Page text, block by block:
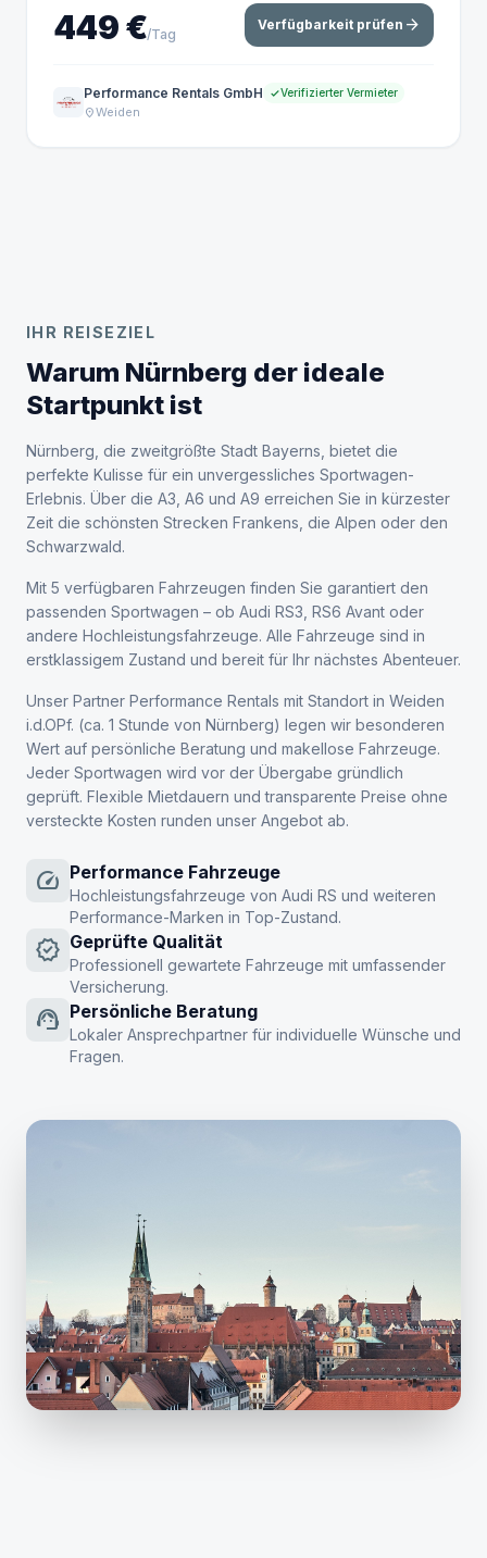
449 €/Tag
Verfügbarkeit prüfen arrow_forward
Performance Rentals GmbH Verifizierter Vermieter
location_onWeiden
IHR REISEZIEL
Warum Nürnberg der ideale
Startpunkt ist
Nürnberg, die zweitgrößte Stadt Bayerns, bietet die
perfekte Kulisse für ein unvergessliches Sportwagen-
Erlebnis. Über die A3, A6 und A9 erreichen Sie in kürzester
Zeit die schönsten Strecken Frankens, die Alpen oder den
Schwarzwald.
Mit 5 verfügbaren Fahrzeugen finden Sie garantiert den
passenden Sportwagen – ob Audi RS3, RS6 Avant oder
andere Hochleistungsfahrzeuge. Alle Fahrzeuge sind in
erstklassigem Zustand und bereit für Ihr nächstes Abenteuer.
Unser Partner Performance Rentals mit Standort in Weiden
i.d.OPf. (ca. 1 Stunde von Nürnberg) legen wir besonderen
Wert auf persönliche Beratung und makellose Fahrzeuge.
Jeder Sportwagen wird vor der Übergabe gründlich
geprüft. Flexible Mietdauern und transparente Preise ohne
versteckte Kosten runden unser Angebot ab.
speed Performance Fahrzeuge
Hochleistungsfahrzeuge von Audi RS und weiteren
Performance-Marken in Top-Zustand.
verified Geprüfte Qualität
Professionell gewartete Fahrzeuge mit umfassender
Versicherung.
support_agent Persönliche Beratung
Lokaler Ansprechpartner für individuelle Wünsche und
Fragen.